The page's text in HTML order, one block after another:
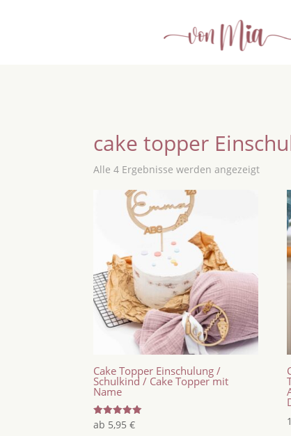
cake topper
Alle 4 Ergebnisse werden angezeigt
Cake Topper Einschulung /
Schulkind / Cake Topper mit
Name
Bewertet
mit
ab 5,95€